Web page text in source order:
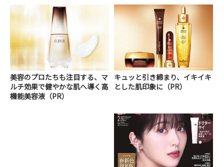
美容のプロたちも注目する、マ
ルチ効果で健やかな肌へ導く高
機能美容液（PR）
キュッと引き締まり、イキイキ
とした肌印象に（PR）